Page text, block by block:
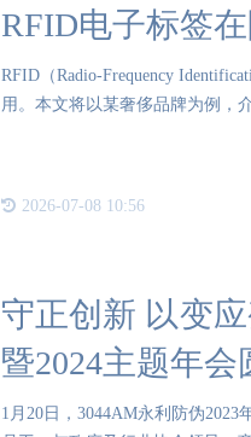
RFID电子标签
RFID（Radio-Frequency
用。本文将以某奢侈品牌为例，
2026-07-08 10:56
守正创新 以变
暨2024主题年会
1月20日，3044AM永利防伪